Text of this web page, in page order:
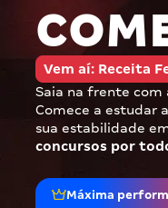
Vem aí: Receita
Saia na frente com
Comece a estudar
sua estabilidade
concursos por
Máxima
Concursos
Assinatura Ilimitada
Cursos 20% OFF
Pós
Graduação